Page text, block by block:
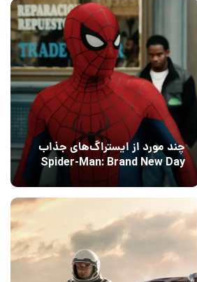
چند مورد از ایستراگ‌های جذاب
Spider-Man: Brand New Day
فاش شدند
5